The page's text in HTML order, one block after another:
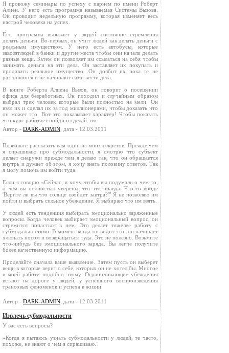
Я провожу семинары по успеху с парнем по имени Роберт
Алиен. У него есть программа называемая Системы Вызова.
Он проводит недельную программу, которая изменяет весь
настрой человека на успех.
Его программа вызывает у людей состояние стремления
делать деньги. Во-первых, он учит людей как делать деньги с
реальным имуществом. У него есть автобусы, которые
завозятлюдей в банки и другие места чтобы они начали делать
разные вещи. Затем он позволяет им ссылаться на себя чтобы
занимать деньги на эти дела. Он заставляет их покупать и
продавать реальное имущество. Он долбит их пока те не
разгоняются и не начинают сами вести дела.
В книге Роберта Алиена Вызов, он говорит о посещении
офиса для безработных. Он походил и случайным образом
выбрал трех человек которые были полностью на мели. Он
взял их и сделал их за год миллионерами, чтобы доказать что
он может это. Вот это показывает характер! Чтобы показать
что курс работает пойди и сделай это.
Автор - DARK-ADMIN , дата - 12.03.2011
Позвольте рассказать вам один из моих секретов. Прежде чем
я спрашиваю про субмодальности, я смотрю что субъект
делает снаружи прежде чем я делаю так, что он обращается
внутрь и думает об этом, я хочу знать половину ответов. Так
я могу помочь им войти туда.
Если я говорю «Сейчас, я хочу чтобы вы подумали о чем-то,
о чем вы полностью уверены что это правда. Что-то вроде
'Верите ли вы что солнце взойдет завтра?'" Я не позволяю им
пойти и выбрать сильное убеждение. Я выбираю что им взять.
У людей есть тенденция выбирать эмоционально заряженные
вопросы. Когда человек выбирает эмоциональный вопрос, он
стремится попасться в нем. Это делает тяжелее работу с
субмодальностями. В момент когда он видит это, он начинает
хлюпать носом и возвращаться туда. Это не полезно. Возьмите
что-нибудь без эмоционального заряда. Вы легче получите
более качественную информацию.
Проделайте сначала ваше выявление. Затем пусть он выберет
вещи в которые верит о себе, которых он не хотел бы. Многое
в моей работе подобно этому. Ограничивающие убеждения
встают на дороге у людей, у успешного воспроизведения
трансовых феноменов и успеха в жизни.
Автор - DARK-ADMIN , дата - 12.03.2011
Извлечь субмодальности
У вас есть вопросы?
«Когда я пытаюсь узнать субмодальности у людей, те часто,
похоже, не знают о чем я спрашиваю."